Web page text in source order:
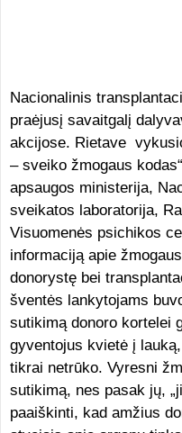
Nacionalinis
praėjusį savaitgalį
akcijose. Rietave
– sveiko žmogaus
apsaugos ministerija,
sveikatos laboratorija,
Visuomenės psichikos
informaciją apie
donorystę bei
šventės lankytojams
sutikimą donoro kortelei
gyventojus kvietė į
tikrai netrūko. Vyresni
sutikimą, nes pasak jų,
paaiškinti, kad amžius